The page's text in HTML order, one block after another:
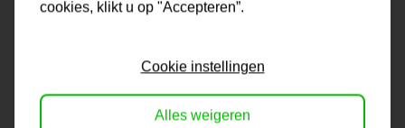
Schilderij | Kippen zusters
cookies, klikt u op "Accepteren”.
Cookie instellingen
Alles weigeren